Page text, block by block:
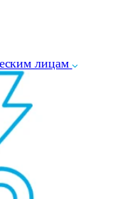
лицам